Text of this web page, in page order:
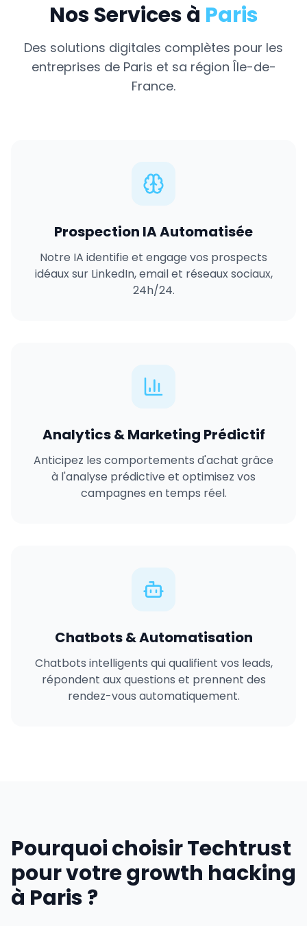
Nos Services à Paris
Des solutions digitales complètes pour les
entreprises de Paris et sa région Île-de-
France.
Prospection IA Automatisée
Notre IA identifie et engage vos prospects
idéaux sur LinkedIn, email et réseaux sociaux,
24h/24.
Analytics & Marketing Prédictif
Anticipez les comportements d'achat grâce
à l'analyse prédictive et optimisez vos
campagnes en temps réel.
Chatbots & Automatisation
Chatbots intelligents qui qualifient vos leads,
répondent aux questions et prennent des
rendez-vous automatiquement.
Pourquoi choisir Techtrust
pour votre growth hacking
à Paris ?